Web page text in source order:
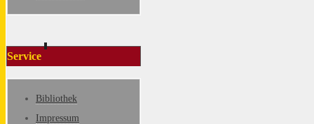
Service
Bibliothek
Impressum